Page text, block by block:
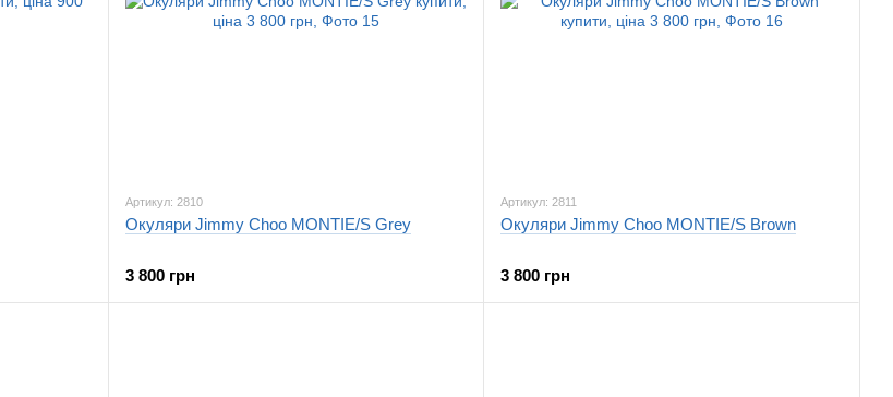
Артикул: 2810
Окуляри Jimmy Choo MONTIE/S Grey
3 800 грн
Артикул: 2811
Окуляри Jimmy Choo MONTIE/S Brown
3 800 грн